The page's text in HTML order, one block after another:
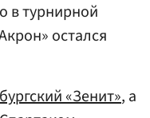
в турнирной
остался
«Зенит», а